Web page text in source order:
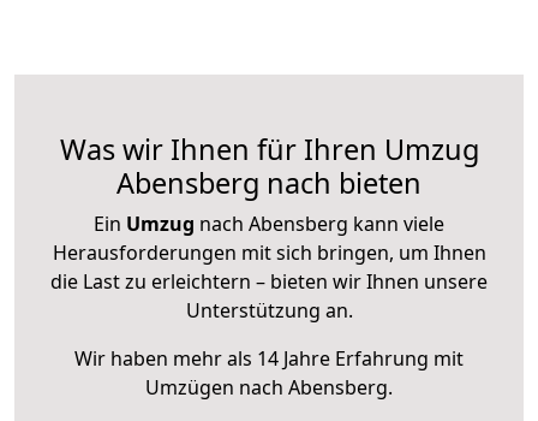
Was wir Ihnen für Ihren Umzug
Abensberg nach bieten
Ein Umzug nach Abensberg kann viele
Herausforderungen mit sich bringen, um Ihnen
die Last zu erleichtern – bieten wir Ihnen unsere
Unterstützung an.
Wir haben mehr als 14 Jahre Erfahrung mit
Umzügen nach Abensberg.